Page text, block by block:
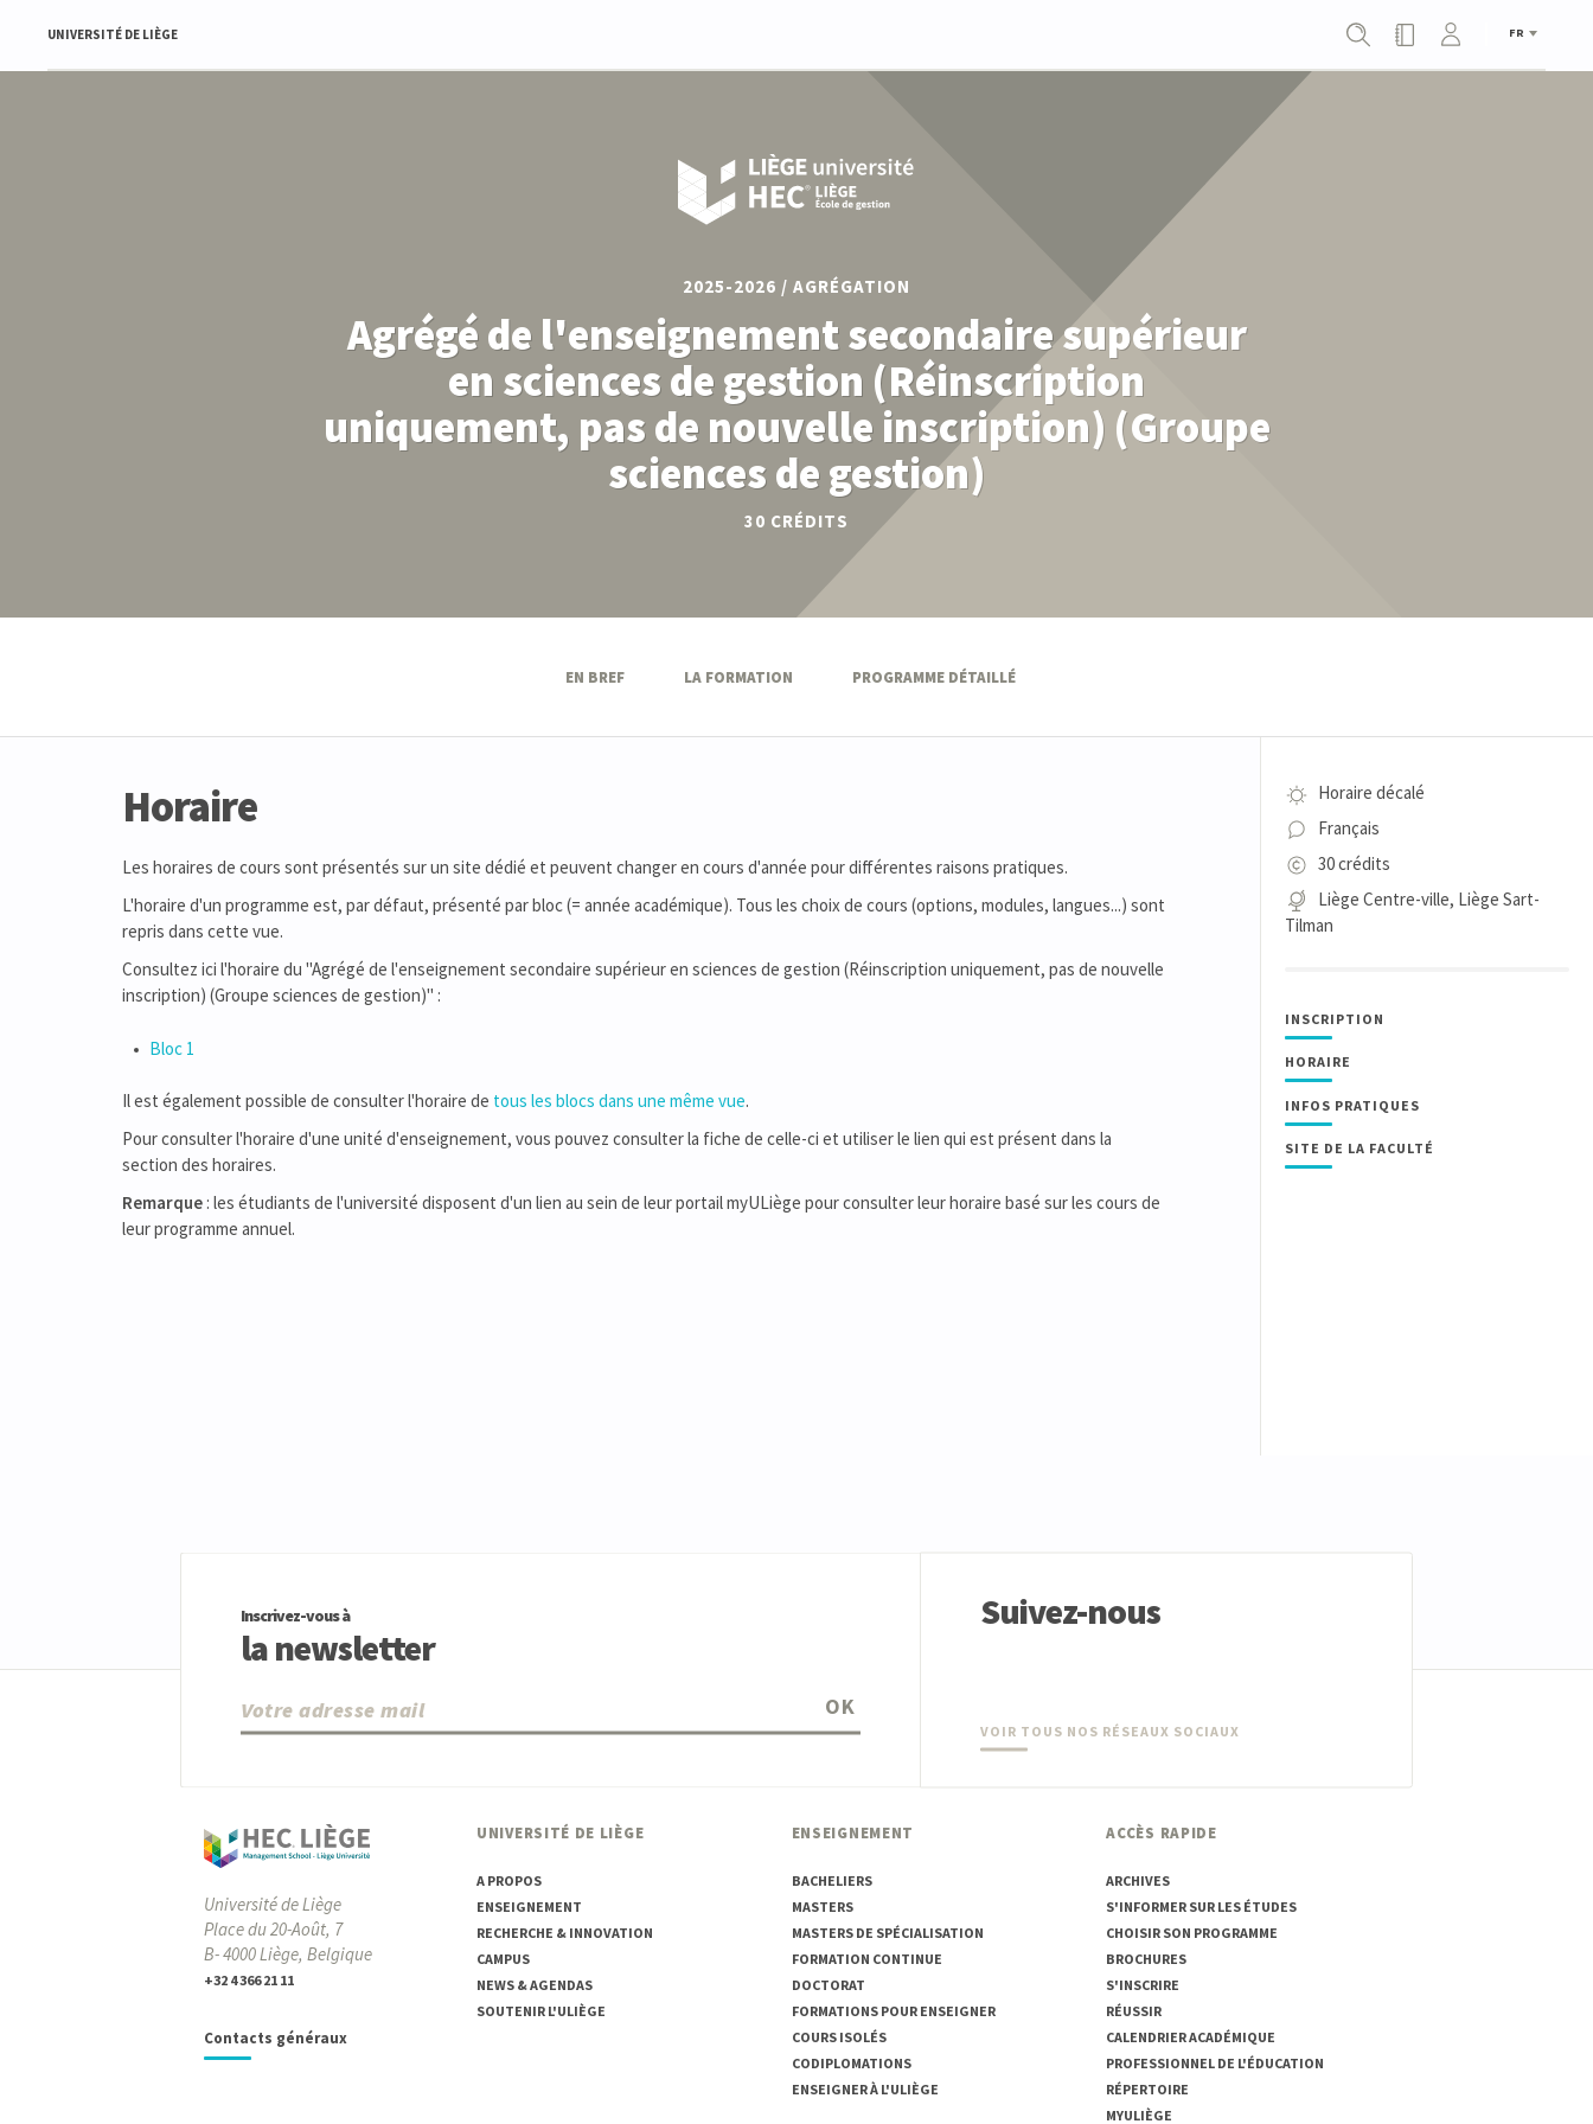
UNIVERSITÉ DE LIÈGE FR
2025-2026 / AGRÉGATION
Agrégé de l'enseignement secondaire supérieur
en sciences de gestion (Réinscription
uniquement, pas de nouvelle inscription) (Groupe
sciences de gestion)
30 CRÉDITS
EN BREF LA FORMATION PROGRAMME DÉTAILLÉ
Horaire décalé
Français
30 crédits
Liège Centre-ville, Liège Sart-
Tilman
INSCRIPTION
HORAIRE
INFOS PRATIQUES
SITE DE LA FACULTÉ
Horaire
Les horaires de cours sont présentés sur un site dédié et peuvent changer en cours d'année pour différentes raisons pratiques.
L'horaire d'un programme est, par défaut, présenté par bloc (= année académique). Tous les choix de cours (options, modules, langues...) sont
repris dans cette vue.
Consultez ici l'horaire du "Agrégé de l'enseignement secondaire supérieur en sciences de gestion (Réinscription uniquement, pas de nouvelle
inscription) (Groupe sciences de gestion)" :
Bloc 1
Il est également possible de consulter l'horaire de tous les blocs dans une même vue.
Pour consulter l'horaire d'une unité d'enseignement, vous pouvez consulter la fiche de celle-ci et utiliser le lien qui est présent dans la
section des horaires.
Remarque : les étudiants de l'université disposent d'un lien au sein de leur portail myULiège pour consulter leur horaire basé sur les cours de
leur programme annuel.
Inscrivez-vous à
la newsletter
OK
Suivez-nous
VOIR TOUS NOS RÉSEAUX SOCIAUX
Université de Liège
Place du 20-Août, 7
B- 4000 Liège, Belgique
+32 4 366 21 11
Contacts généraux
UNIVERSITÉ DE LIÈGE
A PROPOS
ENSEIGNEMENT
RECHERCHE & INNOVATION
CAMPUS
NEWS & AGENDAS
SOUTENIR L'ULIÈGE
ENSEIGNEMENT
BACHELIERS
MASTERS
MASTERS DE SPÉCIALISATION
FORMATION CONTINUE
DOCTORAT
FORMATIONS POUR ENSEIGNER
COURS ISOLÉS
CODIPLOMATIONS
ENSEIGNER À L'ULIÈGE
ACCÈS RAPIDE
ARCHIVES
S'INFORMER SUR LES ÉTUDES
CHOISIR SON PROGRAMME
BROCHURES
S'INSCRIRE
RÉUSSIR
CALENDRIER ACADÉMIQUE
PROFESSIONNEL DE L'ÉDUCATION
RÉPERTOIRE
MYULIÈGE